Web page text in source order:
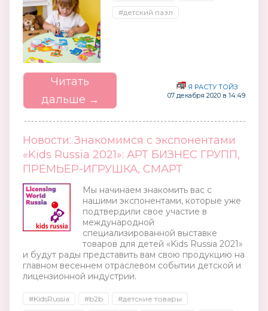
#детский пазл
Читать
дальше →
Я РАСТУ ТОЙЗ
07 декабря 2020 в 14:49
Новости: Знакомимся с экспонентами
«Kids Russia 2021»: АРТ БИЗНЕС ГРУПП,
ПРЕМЬЕР-ИГРУШКА, СМАРТ
Мы начинаем знакомить вас с
нашими экспонентами, которые уже
подтвердили свое участие в
международной
специализированной выставке
товаров для детей «Kids Russia 2021»
и будут рады представить вам свою продукцию на
главном весеннем отраслевом событии детской и
лицензионной индустрии.
#KidsRussia #b2b
#детские товары